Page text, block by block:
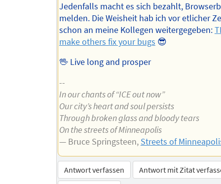
Jedenfalls macht es sich bezahlt,
melden. Die Weisheit hab ich vor etlicher
schon an meine Kollegen weitergegeben:
make others fix your bugs 😎
🖖 Live long and prosper
--
In our chants of “ICE out now”
Our city’s heart and soul persists
Through broken glass and bloody tears
On the streets of Minneapolis
— Bruce Springsteen, Streets of
Antwort verfassen
Antwort mit Zitat